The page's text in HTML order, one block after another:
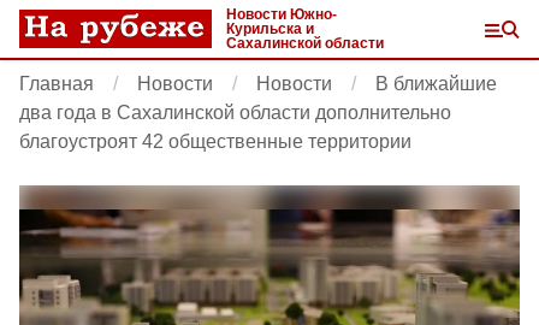
Новости Южно-
Курильска и
Сахалинской области
Главная Новости Новости
В ближайшие
два года в Сахалинской области дополнительно
благоустроят 42 общественные территории